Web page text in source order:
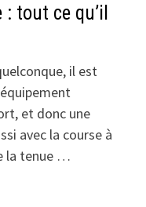
tout ce qu’il
il est
et donc une
avec la course à
la tenue …